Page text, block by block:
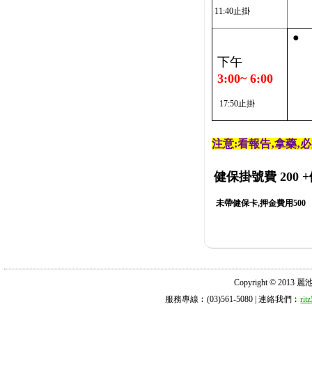
11:40止掛
下午
3:00~ 6:00
17:50止掛
●
注意:看報告‚拿藥‚
健保掛號費 200 +
未帶健保卡,押金費用500
Copyright © 2013 麗
服務專線︰(03)561-5080 | 連絡我們︰